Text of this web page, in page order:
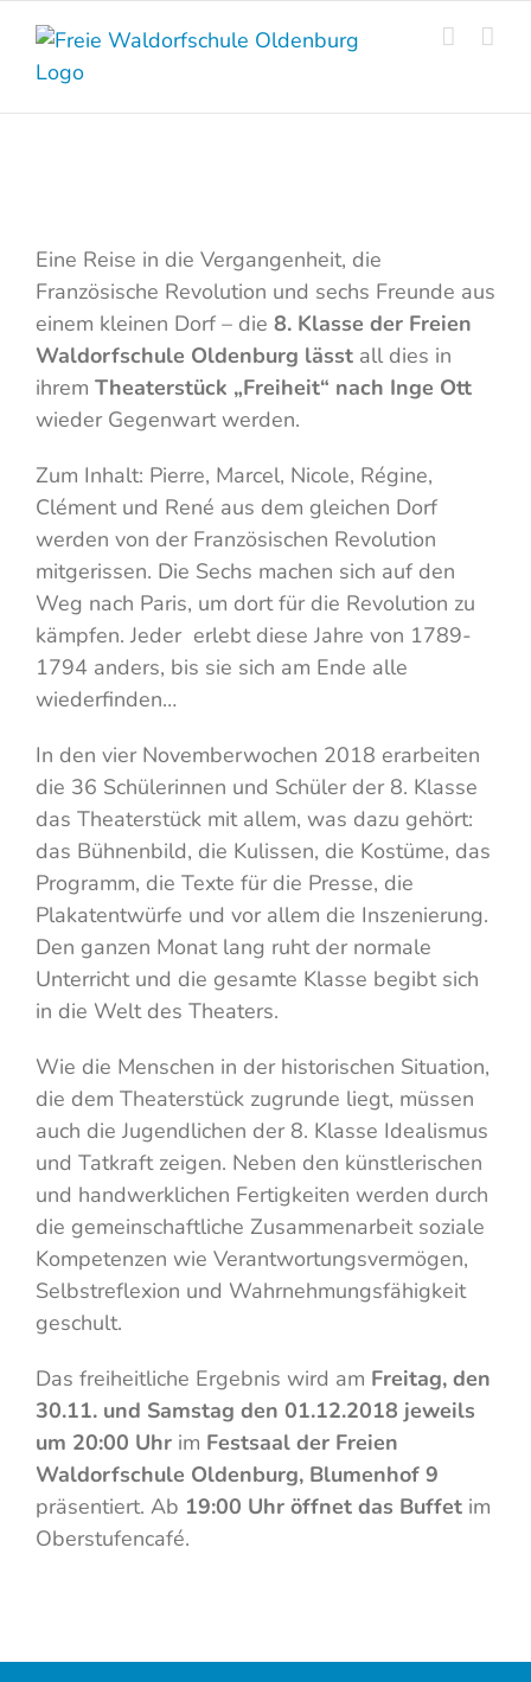
content
Eine Reise in die Vergangenheit, die
Französische Revolution und sechs Freunde aus
einem kleinen Dorf – die 8. Klasse der Freien
Waldorfschule Oldenburg lässt all dies in
ihrem Theaterstück „Freiheit“ nach Inge Ott
wieder Gegenwart werden.
Zum Inhalt: Pierre, Marcel, Nicole, Régine,
Clément und René aus dem gleichen Dorf
werden von der Französischen Revolution
mitgerissen. Die Sechs machen sich auf den
Weg nach Paris, um dort für die Revolution zu
kämpfen. Jeder erlebt diese Jahre von 1789-
1794 anders, bis sie sich am Ende alle
wiederfinden…
In den vier Novemberwochen 2018 erarbeiten
die 36 Schülerinnen und Schüler der 8. Klasse
das Theaterstück mit allem, was dazu gehört:
das Bühnenbild, die Kulissen, die Kostüme, das
Programm, die Texte für die Presse, die
Plakatentwürfe und vor allem die Inszenierung.
Den ganzen Monat lang ruht der normale
Unterricht und die gesamte Klasse begibt sich
in die Welt des Theaters.
Wie die Menschen in der historischen Situation,
die dem Theaterstück zugrunde liegt, müssen
auch die Jugendlichen der 8. Klasse Idealismus
und Tatkraft zeigen. Neben den künstlerischen
und handwerklichen Fertigkeiten werden durch
die gemeinschaftliche Zusammenarbeit soziale
Kompetenzen wie Verantwortungsvermögen,
Selbstreflexion und Wahrnehmungsfähigkeit
geschult.
Das freiheitliche Ergebnis wird am Freitag, den
30.11. und Samstag den 01.12.2018 jeweils
um 20:00 Uhr im Festsaal der Freien
Waldorfschule Oldenburg, Blumenhof 9
präsentiert. Ab 19:00 Uhr öffnet das Buffet im
Oberstufencafé.